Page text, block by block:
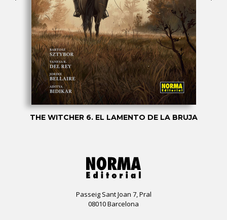
THE WITCHER 6. EL LAMENTO DE LA BRUJA
Passeig Sant Joan 7, Pral
08010 Barcelona